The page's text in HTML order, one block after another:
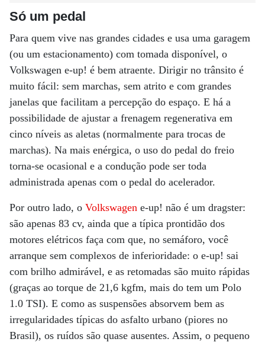
Só um pedal
Para quem vive nas grandes cidades e usa uma garagem
(ou um estacionamento) com tomada disponível, o
Volkswagen e-up! é bem atraente. Dirigir no trânsito é
muito fácil: sem marchas, sem atrito e com grandes
janelas que facilitam a percepção do espaço. E há a
possibilidade de ajustar a frenagem regenerativa em
cinco níveis as aletas (normalmente para trocas de
marchas). Na mais enérgica, o uso do pedal do freio
torna-se ocasional e a condução pode ser toda
administrada apenas com o pedal do acelerador.
Por outro lado, o Volkswagen e-up! não é um dragster:
são apenas 83 cv, ainda que a típica prontidão dos
motores elétricos faça com que, no semáforo, você
arranque sem complexos de inferioridade: o e-up! sai
com brilho admirável, e as retomadas são muito rápidas
(graças ao torque de 21,6 kgfm, mais do tem um Polo
1.0 TSI). E como as suspensões absorvem bem as
irregularidades típicas do asfalto urbano (piores no
Brasil), os ruídos são quase ausentes. Assim, o pequeno